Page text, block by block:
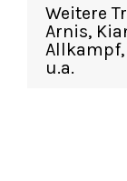
Weitere
Arnis,
Allkampf,
u.a.